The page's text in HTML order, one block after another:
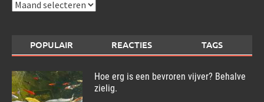
Archieven
POPULAIR REACTIES TAGS
Hoe erg is een bevroren vijver? Behalve
zielig.